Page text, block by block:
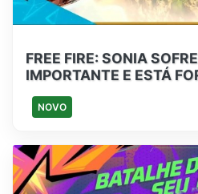
FREE FIRE: SONIA
IMPORTANTE E ESTÁ
NOVO